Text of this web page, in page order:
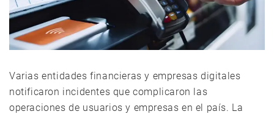
Varias entidades financieras y empresas digitales
notificaron incidentes que complicaron las
operaciones de usuarios y empresas en el país. La